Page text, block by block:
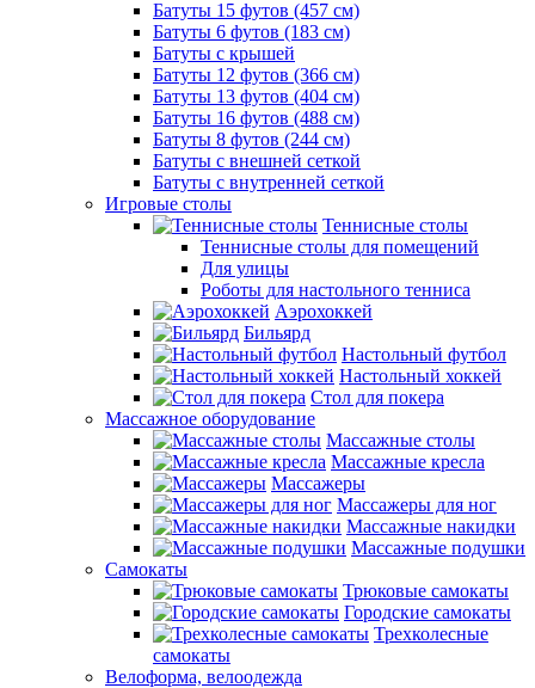
Батуты 15 футов (457 см)
Батуты 6 футов (183 см)
Батуты с крышей
Батуты 12 футов (366 см)
Батуты 13 футов (404 см)
Батуты 16 футов (488 см)
Батуты 8 футов (244 см)
Батуты с внешней сеткой
Батуты с внутренней сеткой
Игровые столы
Теннисные столы
Теннисные столы для помещений
Для улицы
Роботы для настольного тенниса
Аэрохоккей
Бильярд
Настольный футбол
Настольный хоккей
Стол для покера
Массажное оборудование
Массажные столы
Массажные кресла
Массажеры
Массажеры для ног
Массажные накидки
Массажные подушки
Самокаты
Трюковые самокаты
Городские самокаты
Трехколесные
самокаты
Велоформа, велоодежда